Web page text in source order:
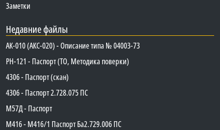
Заметки
Недавние файлы
АК-010 (АКС-020) - Описание типа № 04003-73
PH-121 - Паспорт (ТО, Методика поверки)
4306 - Паспорт (скан)
4306 - Паспорт 2.728.075 ПС
М57Д - Паспорт
М416 - М416/1 Паспорт Ба2.729.006 ПС